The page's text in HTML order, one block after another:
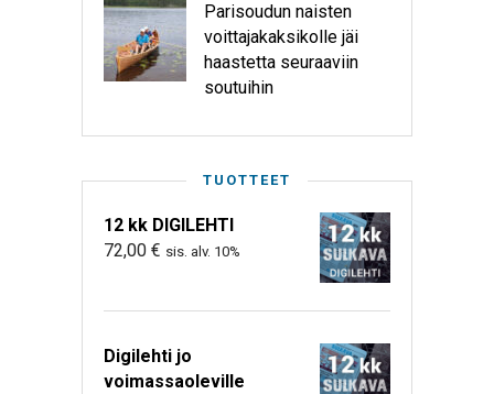
Parisoudun naisten
voittajakaksikolle jäi
haastetta seuraaviin
soutuihin
TUOTTEET
12 kk DIGILEHTI
72,00 € sis. alv. 10%
Digilehti jo
voimassaoleville